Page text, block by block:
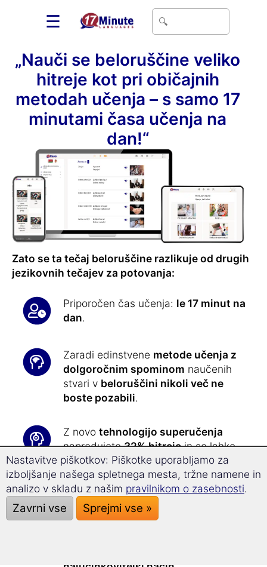
☰
„Nauči se beloruščine veliko
hitreje kot pri običajnih
metodah učenja – s samo 17
minutami časa učenja na
dan!“
Zato se ta tečaj beloruščine razlikuje od drugih
jezikovnih tečajev za potovanja:
Priporočen čas učenja: le 17 minut na
dan.
Zaradi edinstvene metode učenja z
dolgoročnim spominom naučenih
stvari v beloruščini nikoli več ne
boste pozabili.
Z novo tehnologijo superučenja
napredujete32% hitrejein se lahko
bolje osredotočite.
Programska oprema Vam vse vaje
vsak dan pripravi natančno in
prilagojeno:
Nastavitve piškotkov: Piškotke uporabljamo za
izboljšanje našega spletnega mesta, tržne namene in
analizo v skladu z našim pravilnikom o zasebnosti.
Zavrni vse Sprejmi vse »